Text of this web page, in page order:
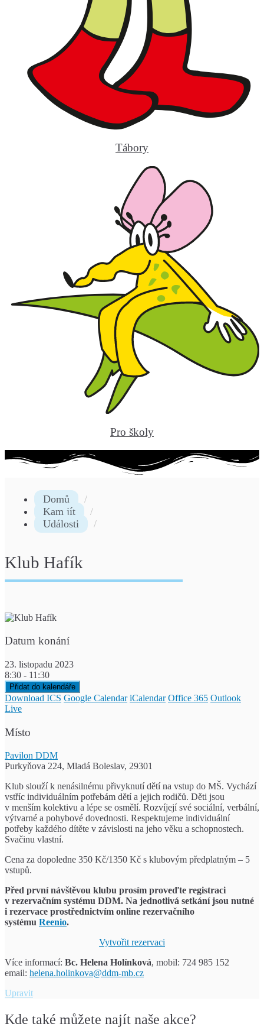
Tábory
Pro školy
Domů
Kam jít
Události
Klub Hafík
Datum konání
23. listopadu 2023
8:30 - 11:30
Přidat do kalendáře
Download ICS Google Calendar iCalendar Office 365 Outlook
Live
Místo
Pavilon DDM
Purkyňova 224, Mladá Boleslav, 29301
Klub slouží k nenásilnému přivyknutí dětí na vstup do MŠ. Vychází
vstříc individuálním potřebám dětí a jejich rodičů. Děti jsou
v menším kolektivu a lépe se osmělí. Rozvíjejí své sociální, verbální,
výtvarné a pohybové dovednosti. Respektujeme individuální
potřeby každého dítěte v závislosti na jeho věku a schopnostech.
Svačinu vlastní.
Cena za dopoledne 350 Kč/1350 Kč s klubovým předplatným – 5
vstupů.
Před první návštěvou klubu prosím proveďte registraci
v rezervačním systému DDM. Na jednotlivá setkání jsou nutné
i rezervace prostřednictvím online rezervačního
systému Reenio.
Vytvořit rezervaci
Více informací: Bc. Helena Holínková, mobil: 724 985 152
email: helena.holinkova@ddm-mb.cz
UpravitKlub
Kde také můžete najít naše akce?